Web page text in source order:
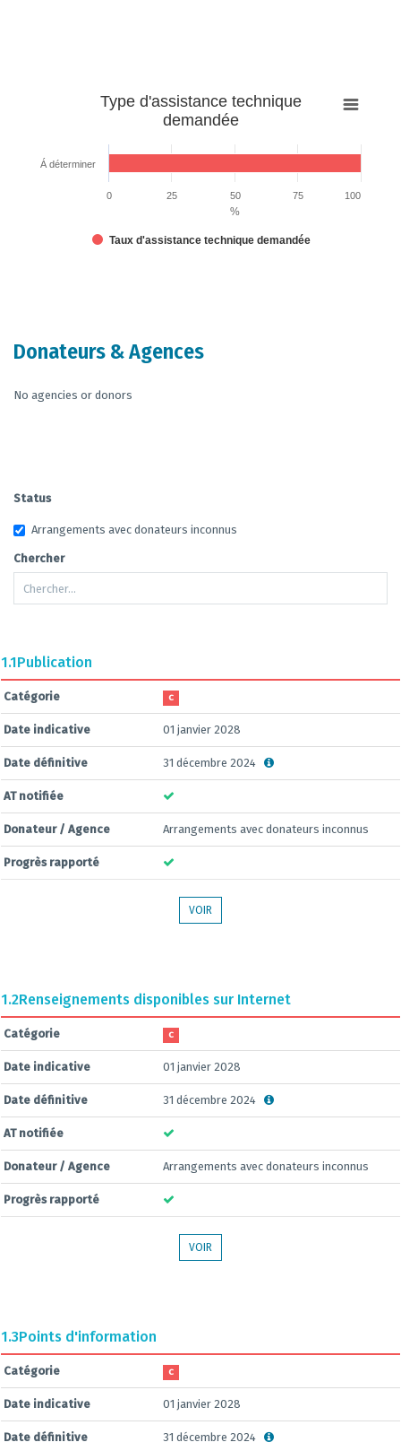
Bar chart with 1 bar.
The chart has 1 X axis displaying categories.
The chart has 1 Y axis displaying %. Data ranges from 100 to 100.
%
Type d'assistance technique
demandée
Taux d'assistance technique demandée
Á déterminer
0 100
25 50 75
Donateurs & Agences
No agencies or donors
Status
Arrangements avec donateurs inconnus
Chercher
1.1Publication
Catégorie C
Date indicative 01 janvier 2028
Date définitive 31 décembre 2024
AT notifiée
Donateur / Agence Arrangements avec donateurs inconnus
Progrès rapporté
VOIR
1.2Renseignements disponibles sur Internet
Catégorie C
Date indicative 01 janvier 2028
Date définitive 31 décembre 2024
AT notifiée
Donateur / Agence Arrangements avec donateurs inconnus
Progrès rapporté
VOIR
1.3Points d'information
Catégorie C
Date indicative 01 janvier 2028
Date définitive 31 décembre 2024